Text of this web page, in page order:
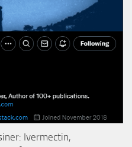
Ivermectin,